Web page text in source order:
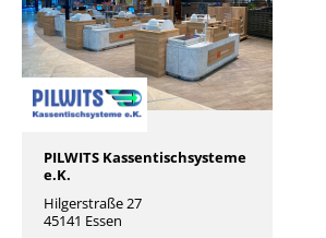
PILWITS Kassentischsysteme
e.K.
Hilgerstraße 27
45141 Essen